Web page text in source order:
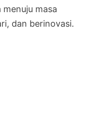
masa
dan berinovasi.